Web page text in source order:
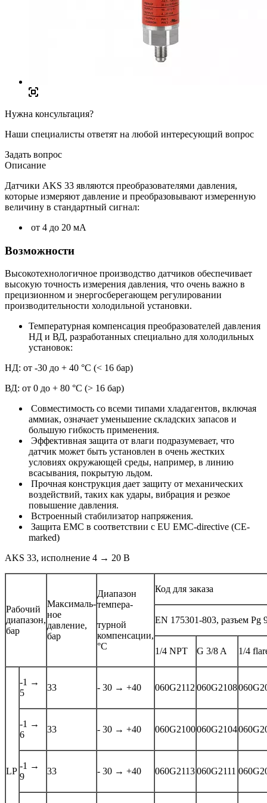
Нужна консультация?
Наши специалисты ответят на любой интересующий вопрос
Задать вопрос
Описание
Датчики AKS 33 являются преобразователями давления,
которые измеряют давление и преобразовывают измеренную
величину в стандартный сигнал:
от 4 до 20 мA
Возможности
Высокотехнологичное производство датчиков обеспечивает
высокую точность измерения давления, что очень важно в
прецизионном и энергосберегающем регулировании
производительности холодильной установки.
Температурная компенсация преобразователей давления
НД и ВД, разработанных специально для холодильных
установок:
НД: от -30 до + 40 °С (< 16 бар)
ВД: от 0 до + 80 °С (> 16 бар)
Совместимость со всеми типами хладагентов, включая
аммиак, означает уменьшение складских запасов и
большую гибкость применения.
Эффективная защита от влаги подразумевает, что
датчик может быть установлен в очень жестких
условиях окружающей среды, например, в линию
всасывания, покрытую льдом.
Прочная конструкция дает защиту от механических
воздействий, таких как удары, вибрация и резкое
повышение давления.
Встроенный стабилизатор напряжения.
Защита ЕМС в соответствии с EU EMC-directive (CE-
marked)
AKS 33, исполнение 4 → 20 В
Рабочий
диапазон,
бар
Максималь-
ное
давление,
бар
Диапазон
темпера-
турной
компенсации,
°C
Код для заказа
EN 175301-803, разъем Pg
1/4 NPT G 3/8 A 1/4
LP
-1 →
5
33 - 30 → +40 060G2112 060G2108
-1 →
6
33 - 30 → +40 060G2100060G2104
-1 →
9
33 - 30 → +40 060G2113060G2111